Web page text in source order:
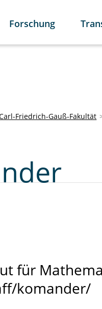
Forschung
Friedrich-Gauß-Fakultät
für
komander/